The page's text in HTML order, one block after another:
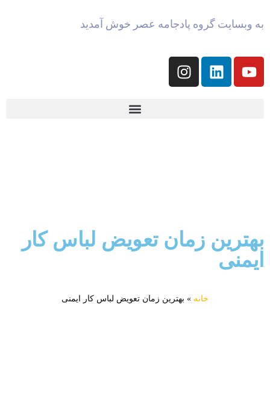
به وبسایت گروه پادجامه عصر خوش آمدید
بهترین زمان تعویض لباس کار
ایمنی
خانه » بهترین زمان تعویض لباس کار ایمنی